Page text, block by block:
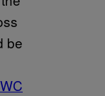
be